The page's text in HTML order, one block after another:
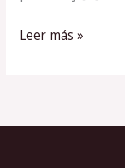
Leer más »